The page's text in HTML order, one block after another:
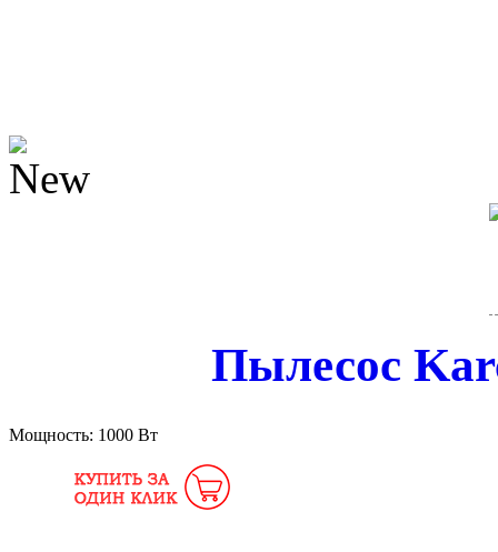
Пылесос
Мощность: 1000 Вт